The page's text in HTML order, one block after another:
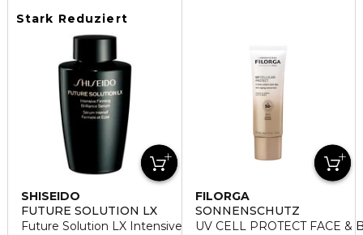
Stark Reduziert
SHISEIDO
FUTURE SOLUTION LX
Future Solution LX Intensive Firming Brilliance Serum
FILORGA
SONNENSCHUTZ
UV CELL PROTECT FACE &